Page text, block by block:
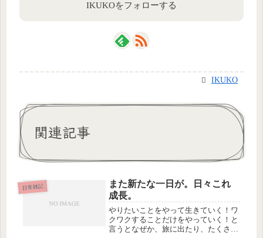
IKUKOをフォローする
IKUKO
関連記事
日常雑記
また新たな一日が。日々これ
成長。
やりたいことをやって生きていく！ワ
クワクすることだけをやっていく！と
言うとなぜか、旅に出たり、たくさん